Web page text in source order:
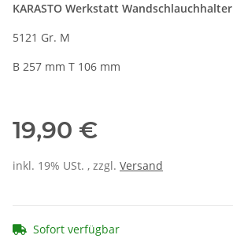
KARASTO Werkstatt Wandschlauchhalter
5121 Gr. M
B 257 mm T 106 mm
19,90 €
inkl. 19% USt. , zzgl. Versand
Sofort verfügbar